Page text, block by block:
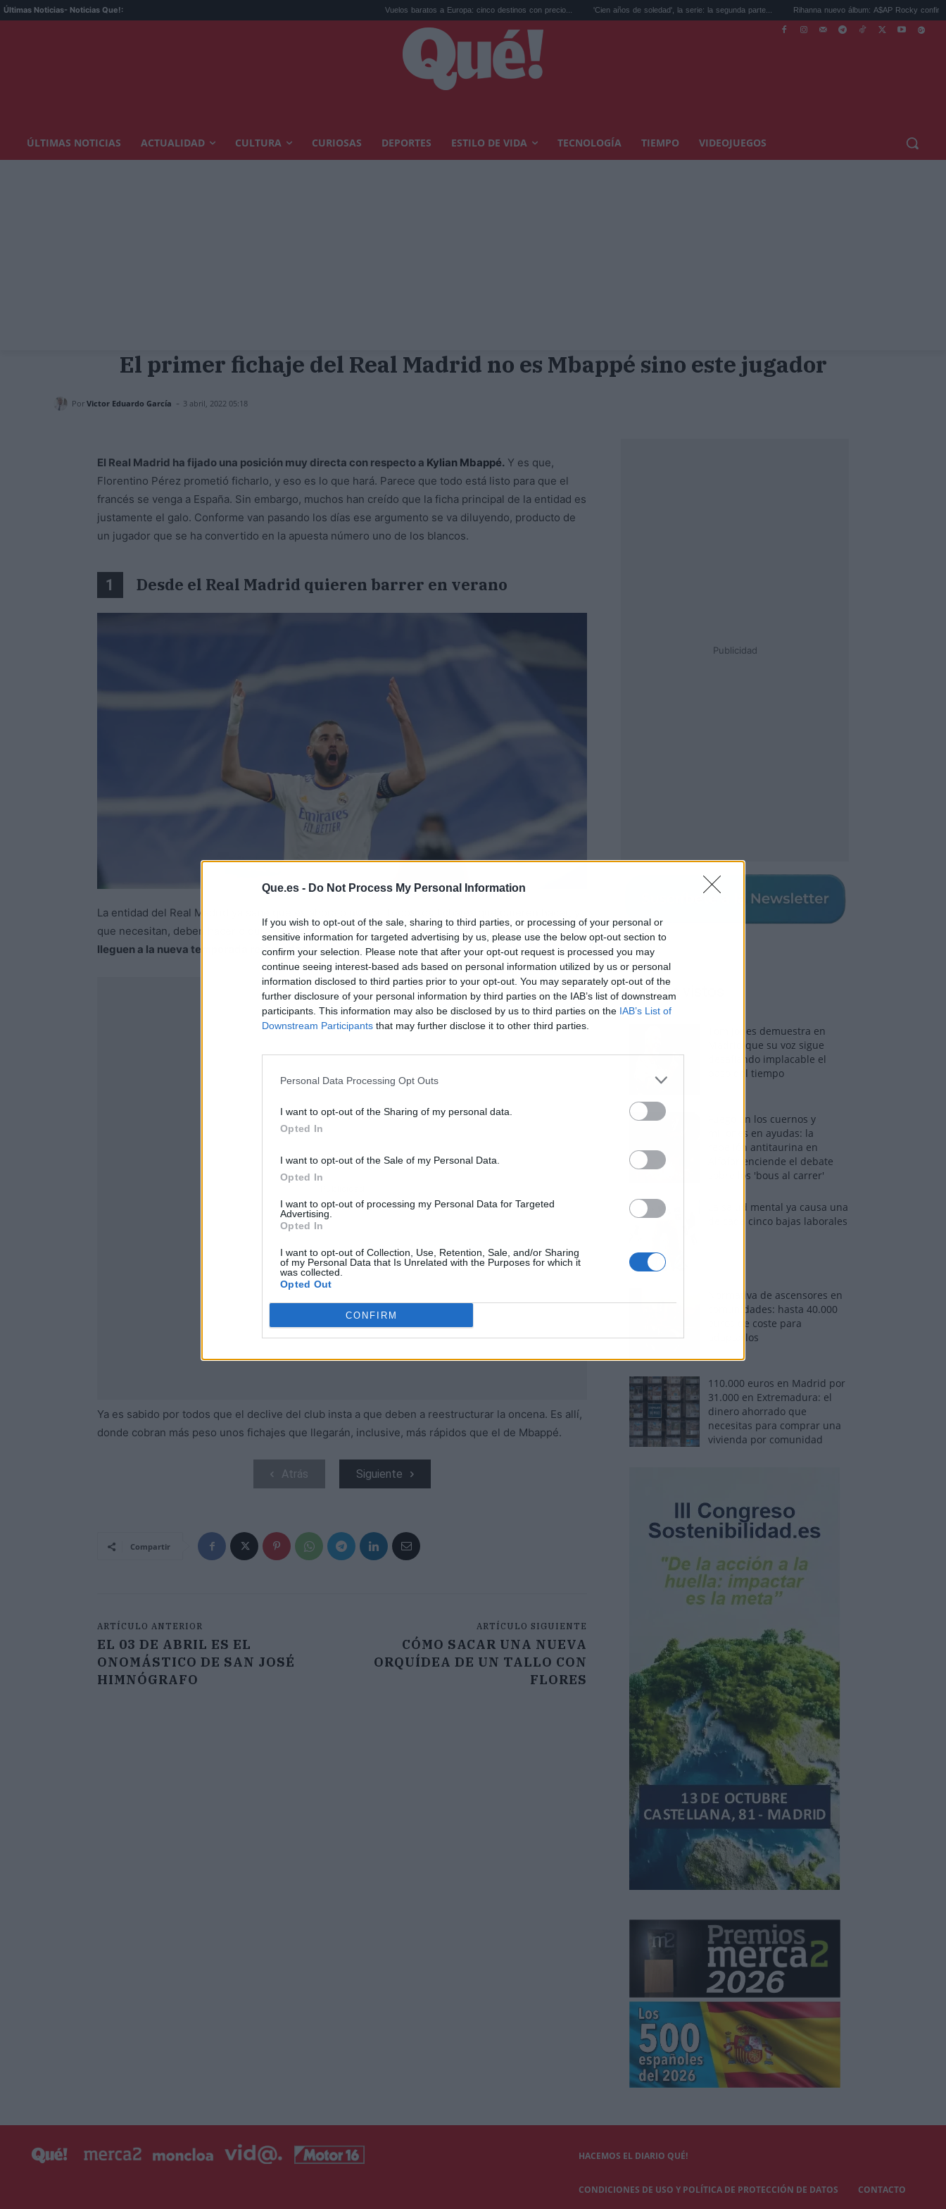
Que.es - Do Not Process My Personal Information
If you wish to opt-out of the sale, sharing to third parties, or processing of your personal or
sensitive information for targeted advertising by us, please use the below opt-out section to
confirm your selection. Please note that after your opt-out request is processed you may
continue seeing interest-based ads based on personal information utilized by us or personal
information disclosed to third parties prior to your opt-out. You may separately opt-out of the
further disclosure of your personal information by third parties on the IAB’s list of downstream
participants. This information may also be disclosed by us to third parties on the IAB’s List of
Downstream Participants that may further disclose it to other third parties.
Personal Data Processing Opt Outs
I want to opt-out of the Sharing of my personal data.
Opted In
I want to opt-out of the Sale of my Personal Data.
Opted In
I want to opt-out of processing my Personal Data for Targeted
Advertising.
Opted In
I want to opt-out of Collection, Use, Retention, Sale, and/or Sharing
of my Personal Data that Is Unrelated with the Purposes for which it
was collected.
Opted Out
CONFIRM
Últimas Noticias- Noticias Que!: Vuelos baratos a Europa: cinco destinos con precio... 'Cien años de soledad', la serie: la segunda parte... Rihanna nuevo álbum: A$AP Rocky confirma que está
ÚLTIMAS NOTICIAS ACTUALIDAD CULTURA CURIOSAS DEPORTES ESTILO DE VIDA TECNOLOGÍA TIEMPO VIDEOJUEGOS
El primer fichaje del Real Madrid no es Mbappé sino este jugador
Por Victor Eduardo García - 3 abril, 2022 05:18
El Real Madrid ha fijado una posición muy directa con respecto a Kylian Mbappé. Y es que,
Florentino Pérez prometió ficharlo, y eso es lo que hará. Parece que todo está listo para que el
francés se venga a España. Sin embargo, muchos han creído que la ficha principal de la entidad es
justamente el galo. Conforme van pasando los días ese argumento se va diluyendo, producto de
un jugador que se ha convertido en la apuesta número uno de los blancos.
1 Desde el Real Madrid quieren barrer en verano
La entidad del Real Madrid ya sabe que es ahora o nunca. Todos los fichajes que quieren hacer, y
que necesitan, deben hacerlo durante la próxima ventana de traspasos,
con la finalidad de que
lleguen a la nueva temporada reforzados.
Ya es sabido por todos que el declive del club insta a que deben a reestructurar la oncena. Es allí,
donde cobran más peso unos fichajes que llegarán, inclusive, más rápidos que el de Mbappé.
Atrás Siguiente
Compartir
ARTÍCULO ANTERIOR
EL 03 DE ABRIL ES EL
ONOMÁSTICO DE SAN JOSÉ
HIMNÓGRAFO
ARTÍCULO SIGUIENTE
CÓMO SACAR UNA NUEVA
ORQUÍDEA DE UN TALLO CON
FLORES
Publicidad
Los más vistos
Tom Jones demuestra en
Madrid que su voz sigue
desafiando implacable el
paso del tiempo
Fuego en los cuernos y
millones en ayudas: la
rebelión antitaurina en
Alfafar enciende el debate
sobre los 'bous al carrer'
La salud mental ya causa una
de cada cinco bajas laborales
Normativa de ascensores en
comunidades: hasta 40.000
euros de coste para
adaptarlos
110.000 euros en Madrid por
31.000 en Extremadura: el
dinero ahorrado que
necesitas para comprar una
vivienda por comunidad
HACEMOS EL DIARIO QUÉ!
CONDICIONES DE USO Y POLÍTICA DE PROTECCIÓN DE DATOS CONTACTO